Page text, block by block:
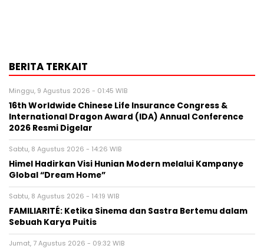
BERITA TERKAIT
Minggu, 9 Agustus 2026 - 01:45 WIB
16th Worldwide Chinese Life Insurance Congress &
International Dragon Award (IDA) Annual Conference
2026 Resmi Digelar
Sabtu, 8 Agustus 2026 - 14:26 WIB
Himel Hadirkan Visi Hunian Modern melalui Kampanye
Global “Dream Home”
Sabtu, 8 Agustus 2026 - 14:19 WIB
FAMILIARITÉ: Ketika Sinema dan Sastra Bertemu dalam
Sebuah Karya Puitis
Jumat, 7 Agustus 2026 - 09:32 WIB